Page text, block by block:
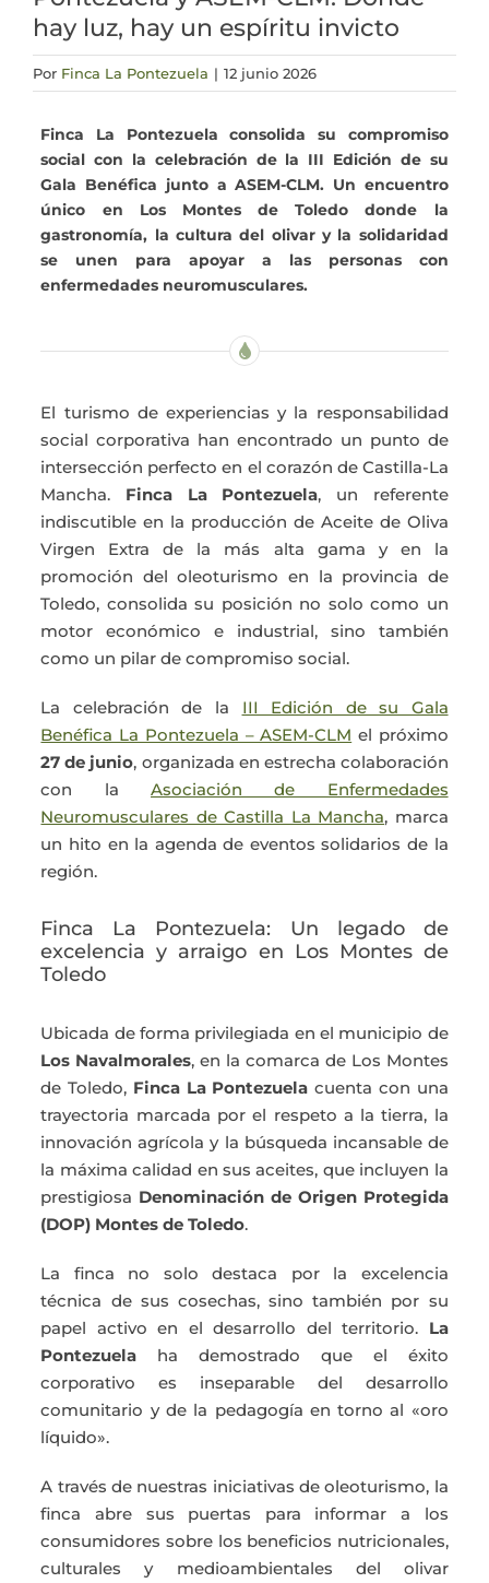
Actualidad
hay luz, hay un espíritu invicto
Por Finca La Pontezuela | 12 junio 2026
Finca La Pontezuela consolida su compromiso
social con la celebración de la III Edición de su
Gala Benéfica junto a ASEM-CLM. Un encuentro
único en Los Montes de Toledo donde la
gastronomía, la cultura del olivar y la solidaridad
se unen para apoyar a las personas con
enfermedades neuromusculares.
El turismo de experiencias y la responsabilidad
social corporativa han encontrado un punto de
intersección perfecto en el corazón de Castilla-La
Mancha. Finca La Pontezuela, un referente
indiscutible en la producción de Aceite de Oliva
Virgen Extra de la más alta gama y en la
promoción del oleoturismo en la provincia de
Toledo, consolida su posición no solo como un
motor económico e industrial, sino también
como un pilar de compromiso social.
La celebración de la III Edición de su Gala
Benéfica La Pontezuela – ASEM-CLM el próximo
27 de junio, organizada en estrecha colaboración
con la Asociación de Enfermedades
Neuromusculares de Castilla La Mancha, marca
un hito en la agenda de eventos solidarios de la
región.
Finca La Pontezuela: Un legado de
excelencia y arraigo en Los Montes de
Toledo
Ubicada de forma privilegiada en el municipio de
Los Navalmorales, en la comarca de Los Montes
de Toledo, Finca La Pontezuela cuenta con una
trayectoria marcada por el respeto a la tierra, la
innovación agrícola y la búsqueda incansable de
la máxima calidad en sus aceites, que incluyen la
prestigiosa Denominación de Origen Protegida
(DOP) Montes de Toledo.
La finca no solo destaca por la excelencia
técnica de sus cosechas, sino también por su
papel activo en el desarrollo del territorio. La
Pontezuela ha demostrado que el éxito
corporativo es inseparable del desarrollo
comunitario y de la pedagogía en torno al «oro
líquido».
A través de nuestras iniciativas de oleoturismo, la
finca abre sus puertas para informar a los
consumidores sobre los beneficios nutricionales,
culturales y medioambientales del olivar